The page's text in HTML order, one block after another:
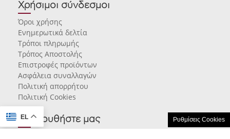
EL Ρυθμίσεις Cookies
Χρήσιμοι σύνδεσμοι
Όροι χρήσης
Ενημερωτικά δελτία
Τρόποι πληρωμής
Τρόπος Αποστολής
Επιστροφές προϊόντων
Ασφάλεια συναλλαγών
Πολιτική απορρήτου
Πολιτική Cookies
Ακολουθήστε μας